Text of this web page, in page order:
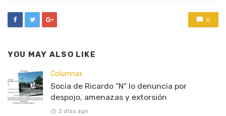
0
YOU MAY ALSO LIKE
Columnas
Socia de Ricardo “N” lo denuncia por
despojo, amenazas y extorsión
2 días ago